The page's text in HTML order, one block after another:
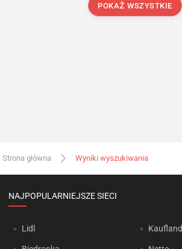
POKAŻ WSZYSTKIE
Strona główna Wyniki wyszukiwania
NAJPOPULARNIEJSZE SIECI
Lidl Kaufland